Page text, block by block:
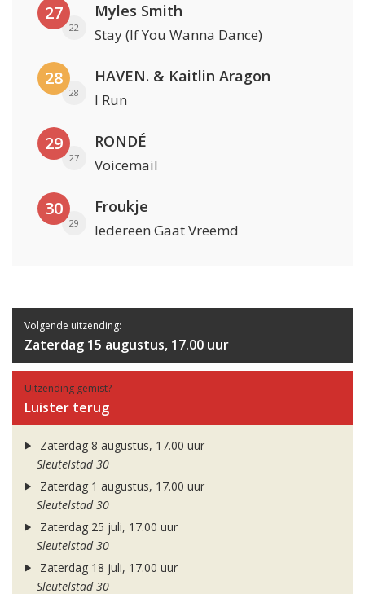
27
22
Myles Smith
Stay (If You Wanna Dance)
28
28
HAVEN. & Kaitlin Aragon
I Run
29
27
RONDÉ
Voicemail
30
29
Froukje
Iedereen Gaat Vreemd
Volgende uitzending:
Zaterdag 15 augustus, 17.00 uur
Uitzending gemist?
Luister terug
Zaterdag 8 augustus, 17.00 uur
Sleutelstad 30
Zaterdag 1 augustus, 17.00 uur
Sleutelstad 30
Zaterdag 25 juli, 17.00 uur
Sleutelstad 30
Zaterdag 18 juli, 17.00 uur
Sleutelstad 30